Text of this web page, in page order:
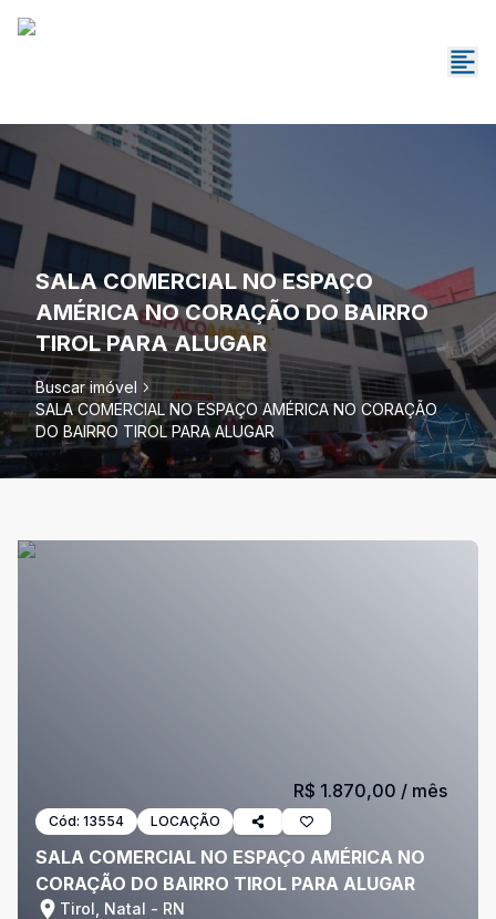
SALA COMERCIAL NO ESPAÇO
AMÉRICA NO CORAÇÃO DO BAIRRO
TIROL PARA ALUGAR
Buscar imóvel
SALA COMERCIAL NO ESPAÇO AMÉRICA NO CORAÇÃO
DO BAIRRO TIROL PARA ALUGAR
Cód: 13554 LOCAÇÃO
SALA COMERCIAL NO ESPAÇO AMÉRICA NO
CORAÇÃO DO BAIRRO TIROL PARA ALUGAR
Tirol, Natal - RN
R$ 1.870,00 / mês